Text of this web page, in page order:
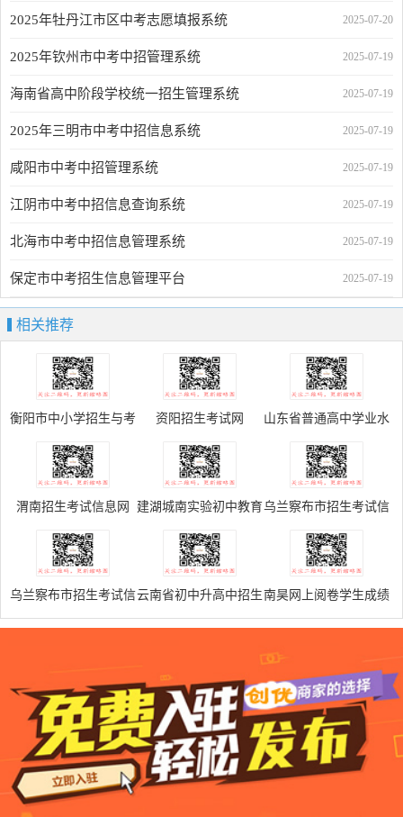
2025-07-20
2025年牡丹江市区中考志愿填报系统
2025-07-19
2025年钦州市中考中招管理系统
2025-07-19
海南省高中阶段学校统一招生管理系统
2025-07-19
2025年三明市中考中招信息系统
2025-07-19
咸阳市中考中招管理系统
2025-07-19
江阴市中考中招信息查询系统
2025-07-19
北海市中考中招信息管理系统
2025-07-19
保定市中考招生信息管理平台
相关推荐
衡阳市中小学招生与考
试信息网
资阳招生考试网 山东省普通高中学业水
平考试网上报名系统
渭南招生考试信息网
建湖城南实验初中教育
集团成绩查询系统
乌兰察布市招生考试信
息网
乌兰察布市招生考试信云南省初中升高中招生南昊网上阅卷学生成绩